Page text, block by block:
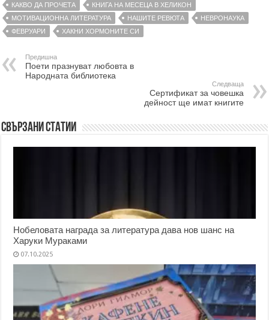
КАКВО ДА ПРОЧЕТА
КНИГА НА МЕСЕЦА В ХЕЛИКОН
МОТИВАЦИОННА ЛИТЕРАТУРА
НАШИТЕ РЕВЮТА
НЕВРОНАУКА
ФЕВРУАРИ
ХАКНИ ХОРМОНИТЕ СИ
Предишна
Поети празнуват любовта в
Народната библиотека
Следваща
Сертификат за човешка
дейност ще имат книгите
Свързани статии
Нобеловата награда за литература дава нов шанс на
Харуки Мураками
07.10.2025